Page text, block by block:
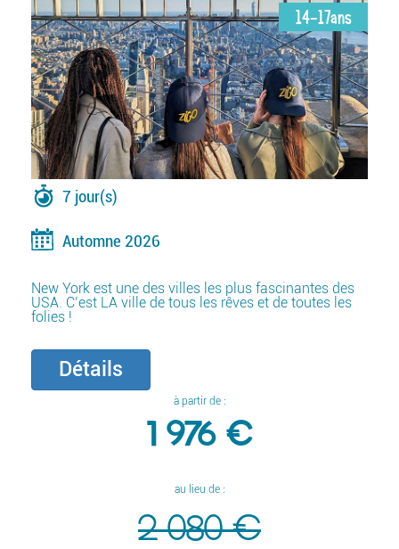
14-17ans
7 jour(s)
Automne 2026
New York est une des villes les plus fascinantes des
USA. C’est LA ville de tous les rêves et de toutes les
folies !
Détails
à partir de :
1 976 €
au lieu de :
2 080 €